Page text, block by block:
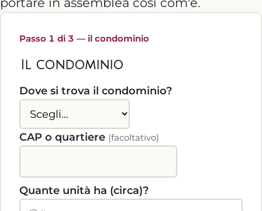
Passo 1 di 3 — il condominio
Il condominio
Dove si trova il condominio?
CAP o quartiere (facoltativo)
Quante unità ha (circa)?